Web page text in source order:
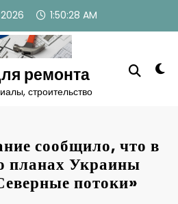
2026 1:50:29 AM
ремонта
строительство
сообщило, что в
планах Украины
потоки»